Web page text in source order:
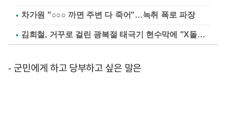
차가원 "○○○ 까면 주변 다 죽어"…녹취 폭로 파장
김희철, 거꾸로 걸린 광복절 태극기 현수막에 "X돌았네"
- 군민에게 하고 당부하고 싶은 말은